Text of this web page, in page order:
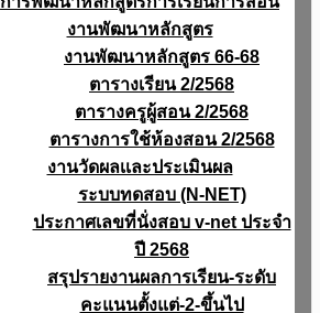
งานพัฒนาหลักสูตร
งานพัฒนาหลักสูตร 66-68
ตารางเรียน 2/2568
ตารางครูผู้สอน 2/2568
ตารางการใช้ห้องสอน 2/2568
งานวัดผลเเละประเมินผล
ระบบทดสอบ (N-NET)
ประกาศเลขที่นั่งสอบ v-net ประจำ
ปี 2568
สรุปรายงานผลการเรียน-ระดับ
คะแนนตั้งแต่-2-ขึ้นไป